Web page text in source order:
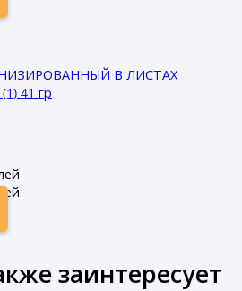
В ЛИСТАХ
41 гр
заинтересует